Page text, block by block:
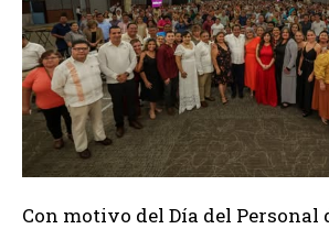
Con motivo del Día del Personal